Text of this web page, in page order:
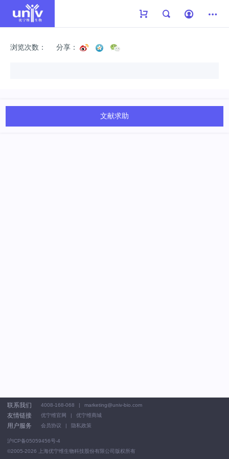
浏览次数： 分享：
文献求助
联系我们 4008-168-068 marketing@univ-bio.com
友情链接 优宁维官网 优宁维商城
用户服务 会员协议 隐私政策
沪ICP备05059456号-4
©2005-2026 上海优宁维生物科技股份有限公司版权所有